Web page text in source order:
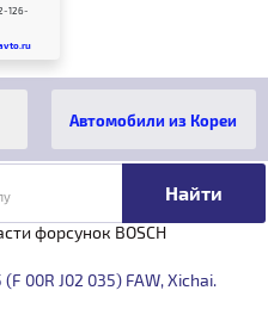
126-
Автомобили из Кореи
Топливная аппаратура
форсунок BOSCH
00R J02 035) FAW, Xichai.